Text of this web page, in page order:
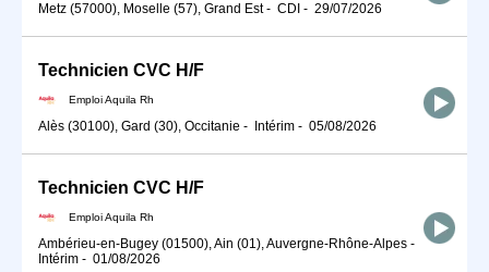
Metz (57000), Moselle (57), Grand Est- CDI - 29/07/2026
Technicien CVC H/F
Emploi Aquila Rh
Alès (30100), Gard (30), Occitanie - Intérim - 05/08/2026
Technicien CVC H/F
Emploi Aquila Rh
Ambérieu-en-Bugey (01500), Ain (01), Auvergne-Rhône-Alpes -
Intérim - 01/08/2026